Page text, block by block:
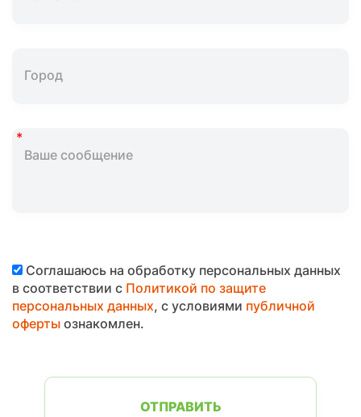
Соглашаюсь на обработку персональных данных
в соответствии с Политикой по защите
персональных данных, с условиями публичной
офертыознакомлен.
ОТПРАВИТЬ